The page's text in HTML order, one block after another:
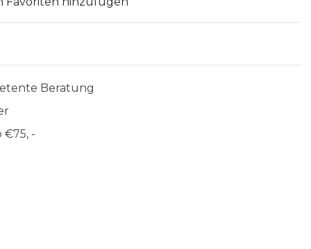
Beratung
€75, -